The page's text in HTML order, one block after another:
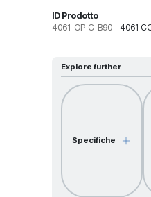
ID Prodotto
4061-OP-C-B90 - 4061
Explore further
Specifiche